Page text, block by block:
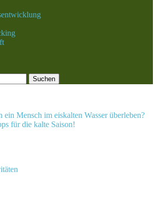
ein Mensch im eiskalten Wasser überleben?
für die kalte Saison!